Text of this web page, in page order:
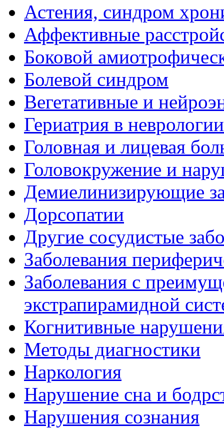
Астения, синдром
Аффективные
Боковой
Болевой синдром
Вегетативные и
Гериатрия в неврологии
Головная и лицевая
Головокружение и
Демиелинизирующие
Дорсопатии
Другие сосудистые
Заболевания
Заболевания с
экстрапирамидной
Когнитивные
Методы диагностики
Наркология
Нарушение сна и
Нарушения сознания